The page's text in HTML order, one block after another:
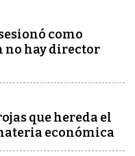
como
no hay director
que hereda el
económica